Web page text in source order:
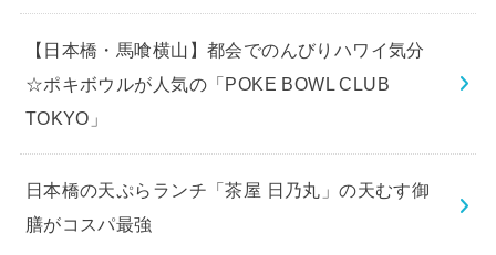
【日本橋・馬喰横山】都会でのんびりハワイ気分
☆ポキボウルが人気の「POKE BOWL CLUB
TOKYO」
日本橋の天ぷらランチ「茶屋 日乃丸」の天むす御
膳がコスパ最強